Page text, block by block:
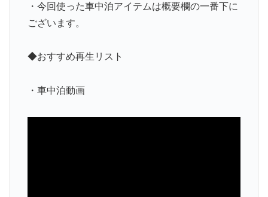
・今回使った車中泊アイテムは概要欄の一番下に
ございます。
◆おすすめ再生リスト
・車中泊動画